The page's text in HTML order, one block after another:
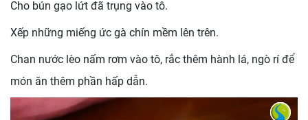
Cho bún gạo lứt đã trụng vào tô.
Xếp những miếng ức gà chín mềm lên trên.
Chan nước lèo nấm rơm vào tô, rắc thêm hành lá, ngò rí để
món ăn thêm phần hấp dẫn.